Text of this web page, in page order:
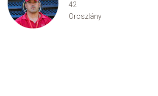
42
Oroszlány